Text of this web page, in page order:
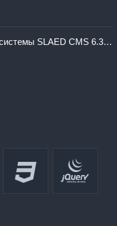
Тестируем релиз Pre-Alpha версии системы SLAED CMS 6.3 Pro